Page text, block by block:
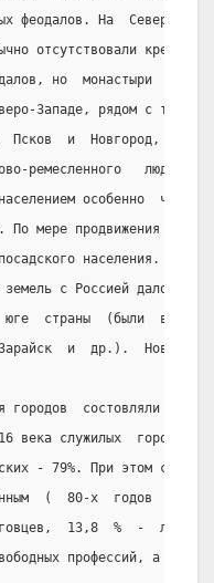
феодалов. На  Севере
отсутствовали
но  монастыри  и
Западе, рядом с
Псков  и  Новгород,
ремесленного   люда.
населением особенно
По мере продвижения
населения.
с Россией дало
юге  страны  (были
и  др.).  Новые
городов  состовляли
века служилых  городов
- 79%. При этом среди
(  80-х  годов  16
13,8  %  -  лиц,
профессий, а также